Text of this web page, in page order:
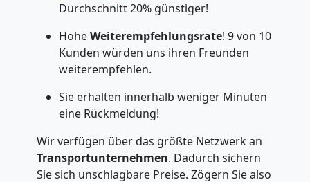
Durchschnitt 20% günstiger!
HoheWeiterempfehlungsrate! 9 von 10
Kunden würden uns ihren Freunden
weiterempfehlen.
Sie erhalten innerhalb weniger Minuten
eine Rückmeldung!
Wir verfügen über das größte Netzwerk an
Transportunternehmen. Dadurch sichern
Sie sich unschlagbare Preise. Zögern Sie also